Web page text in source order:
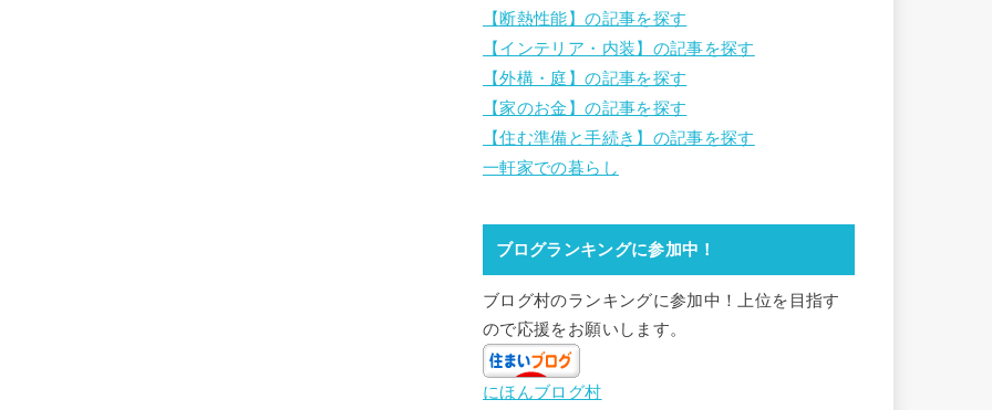
【断熱性能】の記事を探す
【インテリア・内装】の記事を探す
【外構・庭】の記事を探す
【家のお金】の記事を探す
【住む準備と手続き】の記事を探す
一軒家での暮らし
ブログランキングに参加中！
ブログ村のランキングに参加中！上位を目指す
ので応援をお願いします。
にほんブログ村